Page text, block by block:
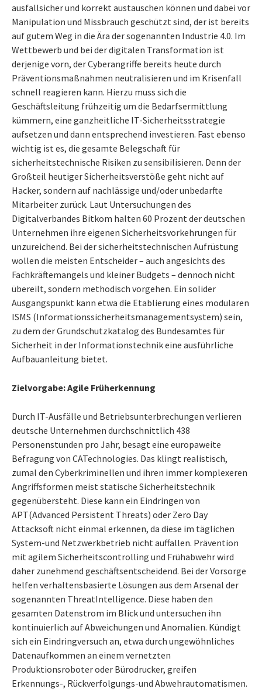
ausfallsicher und korrekt austauschen können und dabei vor
Manipulation und Missbrauch geschützt sind, der ist bereits
auf gutem Weg in die Ära der sogenannten Industrie 4.0. Im
Wettbewerb und bei der digitalen Transformation ist
derjenige vorn, der Cyberangriffe bereits heute durch
Präventionsmaßnahmen neutralisieren und im Krisenfall
schnell reagieren kann. Hierzu muss sich die
Geschäftsleitung frühzeitig um die Bedarfsermittlung
kümmern, eine ganzheitliche IT-Sicherheitsstrategie
aufsetzen und dann entsprechend investieren. Fast ebenso
wichtig ist es, die gesamte Belegschaft für
sicherheitstechnische Risiken zu sensibilisieren. Denn der
Großteil heutiger Sicherheitsverstöße geht nicht auf
Hacker, sondern auf nachlässige und/oder unbedarfte
Mitarbeiter zurück. Laut Untersuchungen des
Digitalverbandes Bitkom halten 60 Prozent der deutschen
Unternehmen ihre eigenen Sicherheitsvorkehrungen für
unzureichend. Bei der sicherheitstechnischen Aufrüstung
wollen die meisten Entscheider – auch angesichts des
Fachkräftemangels und kleiner Budgets – dennoch nicht
übereilt, sondern methodisch vorgehen. Ein solider
Ausgangspunkt kann etwa die Etablierung eines modularen
ISMS (Informationssicherheitsmanagementsystem) sein,
zu dem der Grundschutzkatalog des Bundesamtes für
Sicherheit in der Informationstechnik eine ausführliche
Aufbauanleitung bietet.
Zielvorgabe: Agile Früherkennung
Durch IT-Ausfälle und Betriebsunterbrechungen verlieren
deutsche Unternehmen durchschnittlich 438
Personenstunden pro Jahr, besagt eine europaweite
Befragung von CATechnologies. Das klingt realistisch,
zumal den Cyberkriminellen und ihren immer komplexeren
Angriffsformen meist statische Sicherheitstechnik
gegenübersteht. Diese kann ein Eindringen von
APT(Advanced Persistent Threats) oder Zero Day
Attacksoft nicht einmal erkennen, da diese im täglichen
System-und Netzwerkbetrieb nicht auffallen. Prävention
mit agilem Sicherheitscontrolling und Frühabwehr wird
daher zunehmend geschäftsentscheidend. Bei der Vorsorge
helfen verhaltensbasierte Lösungen aus dem Arsenal der
sogenannten ThreatIntelligence. Diese haben den
gesamten Datenstrom im Blick und untersuchen ihn
kontinuierlich auf Abweichungen und Anomalien. Kündigt
sich ein Eindringversuch an, etwa durch ungewöhnliches
Datenaufkommen an einem vernetzten
Produktionsroboter oder Bürodrucker, greifen
Erkennungs-, Rückverfolgungs-und Abwehrautomatismen.